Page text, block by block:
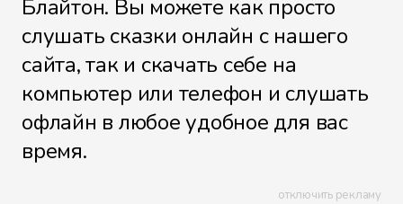
Блайтон. Вы можете как просто
слушать сказки онлайн с нашего
сайта, так и скачать себе на
компьютер или телефон и слушать
офлайн в любое удобное для вас
время.
отключить рекламу